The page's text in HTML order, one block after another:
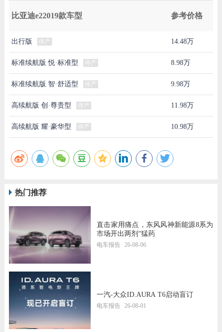
比亚迪e22019款车型 参考价格
出行版 停产 14.48万
标准续航版 悦·标准型 停产 8.98万
标准续航版 智·舒适型 停产 9.98万
高续航版 创·尊贵型 停产 11.98万
高续航版 耀·豪华型 停产 10.98万
热门推荐
直击家用痛点，东风风神新能源8系为
市场开出两剂“猛药
电车报告 26-08-06
一汽-大众ID.AURA T6启动盲订
电车报告 26-08-01